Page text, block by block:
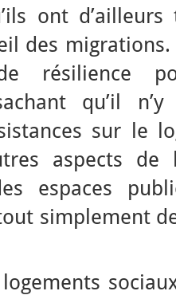
ont
des
résilience
qu’il
sur le
aspects
espaces
simplement
logements